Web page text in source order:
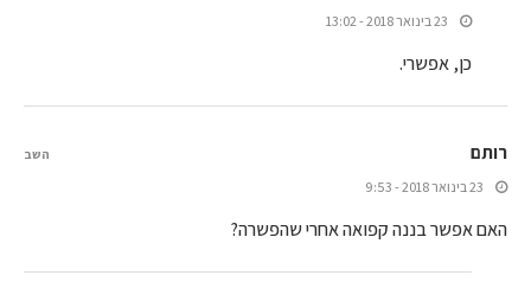
23 בינואר 2018 - 13:02
כן, אפשרי.
רותם
23 בינואר 2018 - 9:53
האם אפשר בננה קפואה אחרי שהפשרה?
השב